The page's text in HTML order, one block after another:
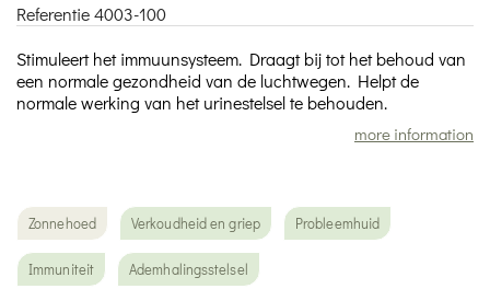
Referentie4003-100
Stimuleert het immuunsysteem. Draagt bij tot het behoud van
een normale gezondheid van de luchtwegen. Helpt de
normale werking van het urinestelsel te behouden.
more information
Zonnehoed Verkoudheid en griep Probleemhuid
Immuniteit Ademhalingsstelsel